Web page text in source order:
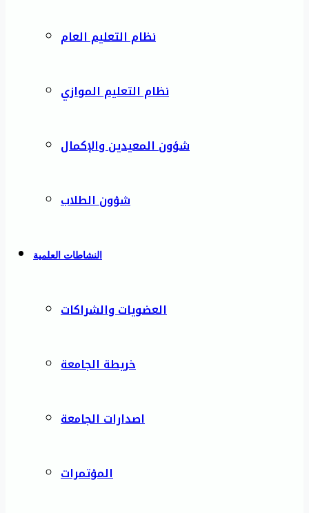
نظام التعليم العام
نظام التعليم الموازي
شؤون المعيدين والإكمال
شؤون الطلاب
النشاطات العلمية
العضويات والشراكات
خريطة الجامعة
اصدارات الجامعة
المؤتمرات